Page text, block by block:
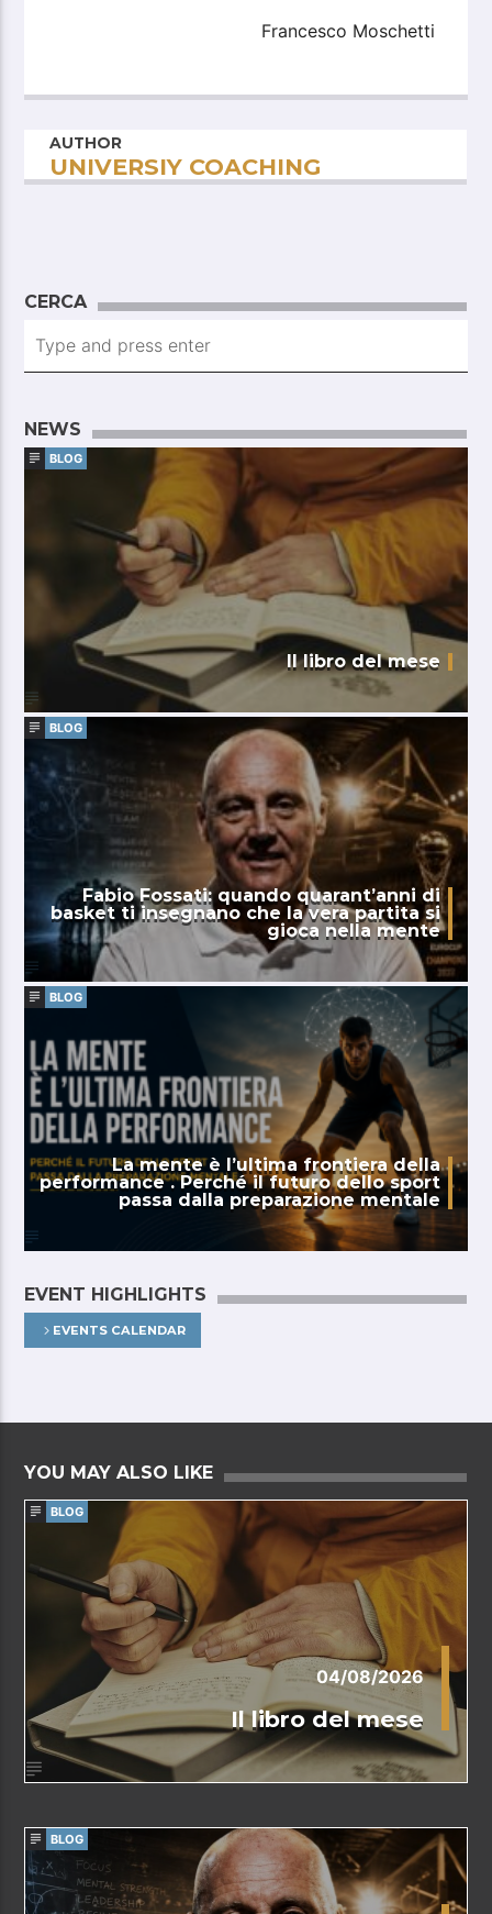
Francesco Moschetti
AUTHOR
UNIVERSIY COACHING
CERCA
NEWS
BLOG
Il libro del mese
BLOG
Fabio Fossati: quando quarant’anni di
basket ti insegnano che la vera partita si
gioca nella mente
BLOG
La mente è l’ultima frontiera della
performance . Perché il futuro dello sport
passa dalla preparazione mentale
EVENT HIGHLIGHTS
EVENTS CALENDAR
YOU MAY ALSO LIKE
BLOG
04/08/2026
Il libro del mese
BLOG